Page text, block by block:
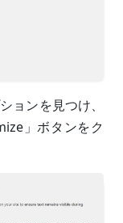
ョンを見つけ、
」ボタンをク